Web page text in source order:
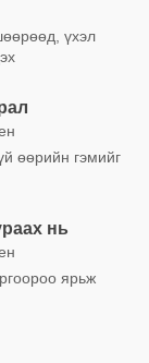
үхэл
өөрийн гэмийг
нь
ярьж